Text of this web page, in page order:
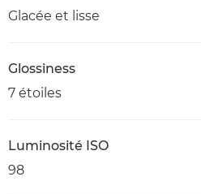
Glacée et lisse
Glossiness
7 étoiles
Luminosité ISO
98